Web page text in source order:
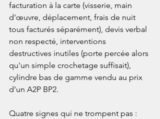
facturation à la carte (visserie, main
d'œuvre, déplacement, frais de nuit
tous facturés séparément), devis verbal
non respecté, interventions
destructives inutiles (porte percée alors
qu'un simple crochetage suffisait),
cylindre bas de gamme vendu au prix
d'un A2P BP2.
Quatre signes qui ne trompent pas :